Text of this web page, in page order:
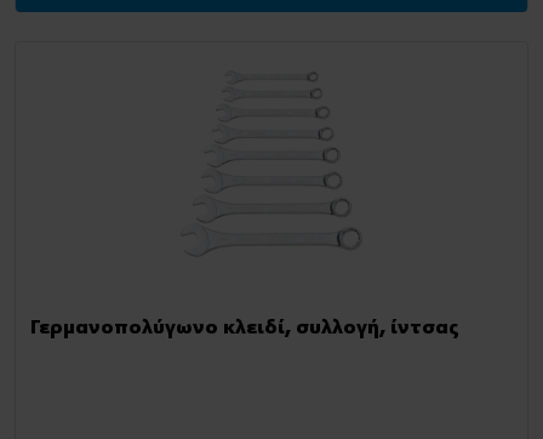
Γερμανοπολύγωνο κλειδί, συλλογή, ίντσας